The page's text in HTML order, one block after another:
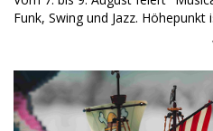
Funk, Swing und Jazz. Höhepunkt